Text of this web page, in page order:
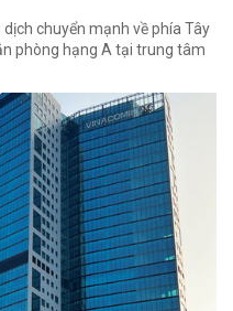
chuyển mạnh về phía Tây
phòng hạng A tại trung tâm